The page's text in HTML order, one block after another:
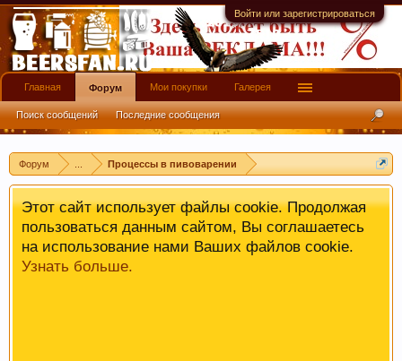
Войти или зарегистрироваться
Форум Процессы в пивоварении
прочитатьздесь.
Этот сайт использует файлы cookie. Продолжая
пользоваться данным сайтом, Вы соглашаетесь
на использование нами Ваших файлов cookie.
Узнать больше.
Главная Форум
Поиск сообщений Последние сообщения
Мои покупки Галерея